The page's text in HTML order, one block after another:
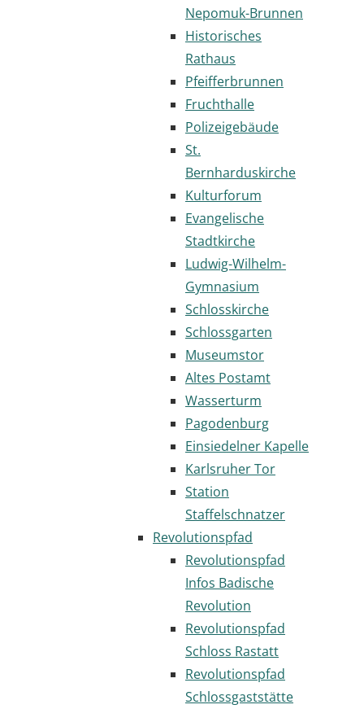
Nepomuk-Brunnen
Historisches
Rathaus
Pfeifferbrunnen
Fruchthalle
Polizeigebäude
St.
Bernharduskirche
Kulturforum
Evangelische
Stadtkirche
Ludwig-Wilhelm-
Gymnasium
Schlosskirche
Schlossgarten
Museumstor
Altes Postamt
Wasserturm
Pagodenburg
Einsiedelner Kapelle
Karlsruher Tor
Station
Staffelschnatzer
Revolutionspfad
Revolutionspfad
Infos Badische
Revolution
Revolutionspfad
Schloss Rastatt
Revolutionspfad
Schlossgaststätte